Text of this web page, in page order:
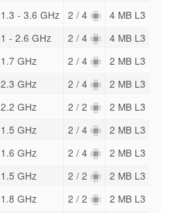
1.3 - 3.6 GHz 2 / 4 4 MB L3
1 - 2.6 GHz 2 / 4 4 MB L3
1.7 GHz 2 / 4 2 MB L3
2.3 GHz 2 / 4 2 MB L3
2.2 GHz 2 / 2 2 MB L3
1.5 GHz 2 / 4 2 MB L3
1.6 GHz 2 / 4 2 MB L3
1.5 GHz 2 / 2 2 MB L3
1.8 GHz 2 / 2 2 MB L3